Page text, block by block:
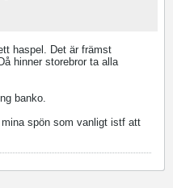
haspel. Det är främst
hinner storebror ta alla
banko.
spön som vanligt istf att